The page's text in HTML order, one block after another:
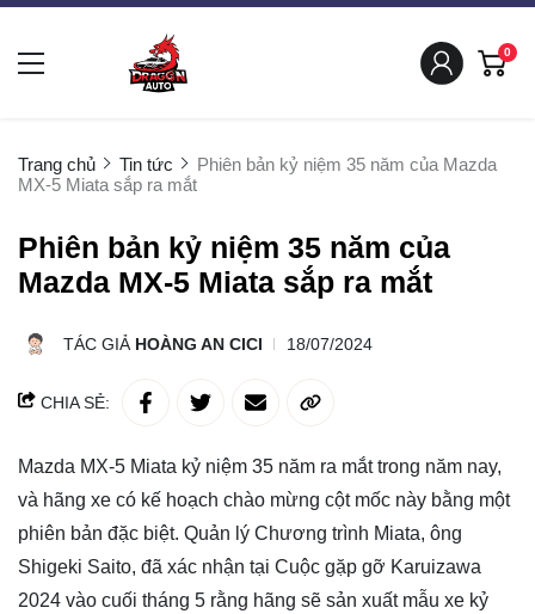
0
Trang chủ Tin tức
Phiên bản kỷ niệm 35 năm của Mazda
MX-5 Miata sắp ra mắt
Phiên bản kỷ niệm 35 năm của
Mazda MX-5 Miata sắp ra mắt
TÁC GIẢ HOÀNG AN CICI 18/07/2024
CHIA SẺ:
Mazda MX-5 Miata kỷ niệm 35 năm ra mắt trong năm nay,
và hãng xe có kế hoạch chào mừng cột mốc này bằng một
phiên bản đặc biệt. Quản lý Chương trình Miata, ông
Shigeki Saito, đã xác nhận tại Cuộc gặp gỡ Karuizawa
2024 vào cuối tháng 5 rằng hãng sẽ sản xuất mẫu xe kỷ